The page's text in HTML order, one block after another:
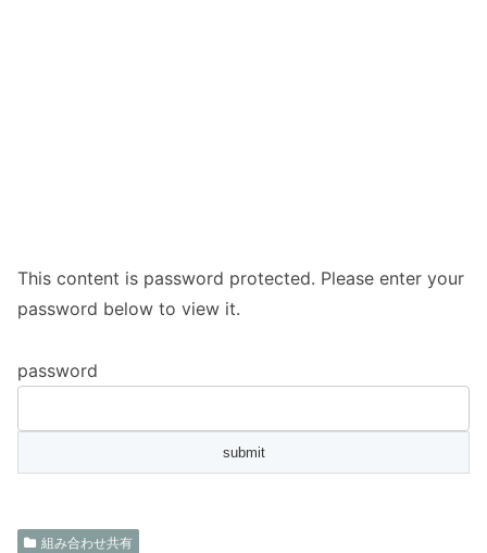
This content is password protected. Please enter your
password below to view it.
password
組み合わせ共有